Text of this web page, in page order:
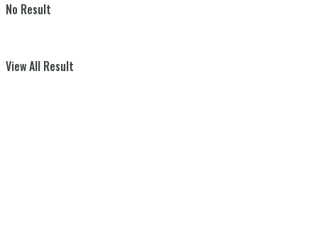
No Result
View All Result